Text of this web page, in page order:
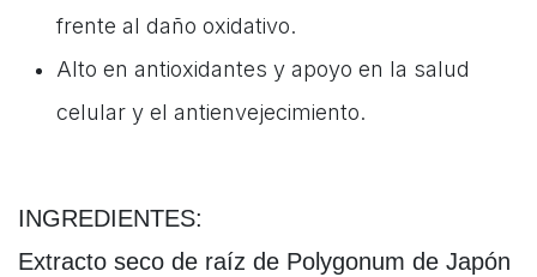
frente al daño oxidativo.
Alto en antioxidantes y apoyo en la salud
celular y el antienvejecimiento.
INGREDIENTES:
Extracto seco de raíz de Polygonum de Japón